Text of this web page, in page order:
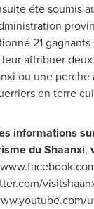
été soumis
21
attribuer
ou une perche
en terre
informations
duShaanxi,